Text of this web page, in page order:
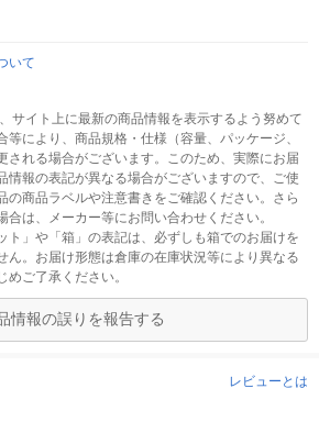
いて
サイト上に最新の商品情報を表示するよう努めて
等により、商品規格・仕様（容量、パッケージ、
される場合がございます。このため、実際にお届
情報の表記が異なる場合がございますので、ご使
の商品ラベルや注意書きをご確認ください。さら
合は、メーカー等にお問い合わせください。
ト」や「箱」の表記は、必ずしも箱でのお届けを
ん。お届け形態は倉庫の在庫状況等により異なる
ご了承ください。
情報の誤りを報告する
レビューとは